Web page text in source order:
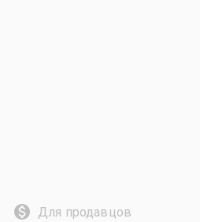
Для продавцов